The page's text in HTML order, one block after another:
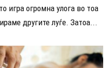
игра огромна улога во тоа
другите луѓе. Затоа...